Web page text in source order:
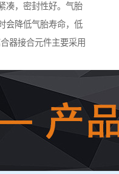
凑，密封性好。气胎
会降低气胎寿命，低
器接合元件主要采用